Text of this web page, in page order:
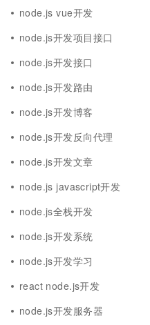
node.js vue开发
node.js开发项目接口
node.js开发接口
node.js开发路由
node.js开发博客
node.js开发反向代理
node.js开发文章
node.js javascript开发
node.js全栈开发
node.js开发系统
node.js开发学习
react node.js开发
node.js开发服务器